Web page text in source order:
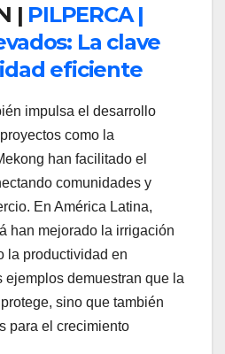
| PILPERCA |
La clave
eficiente
impulsa el desarrollo
como la
han facilitado el
comunidades y
En América Latina,
han mejorado la irrigación
la productividad en
ejemplos demuestran que la
sino que también
para el crecimiento